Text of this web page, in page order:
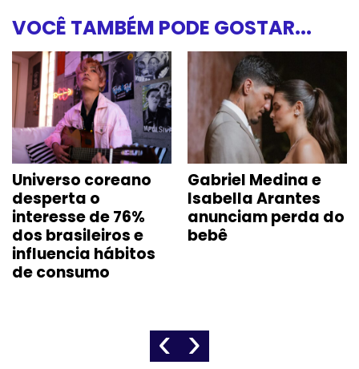
VOCÊ TAMBÉM PODE GOSTAR...
Universo coreano
desperta o
interesse de 76%
dos brasileiros e
influencia hábitos
de consumo
Gabriel Medina e
Isabella Arantes
anunciam perda do
bebê
‹ ›